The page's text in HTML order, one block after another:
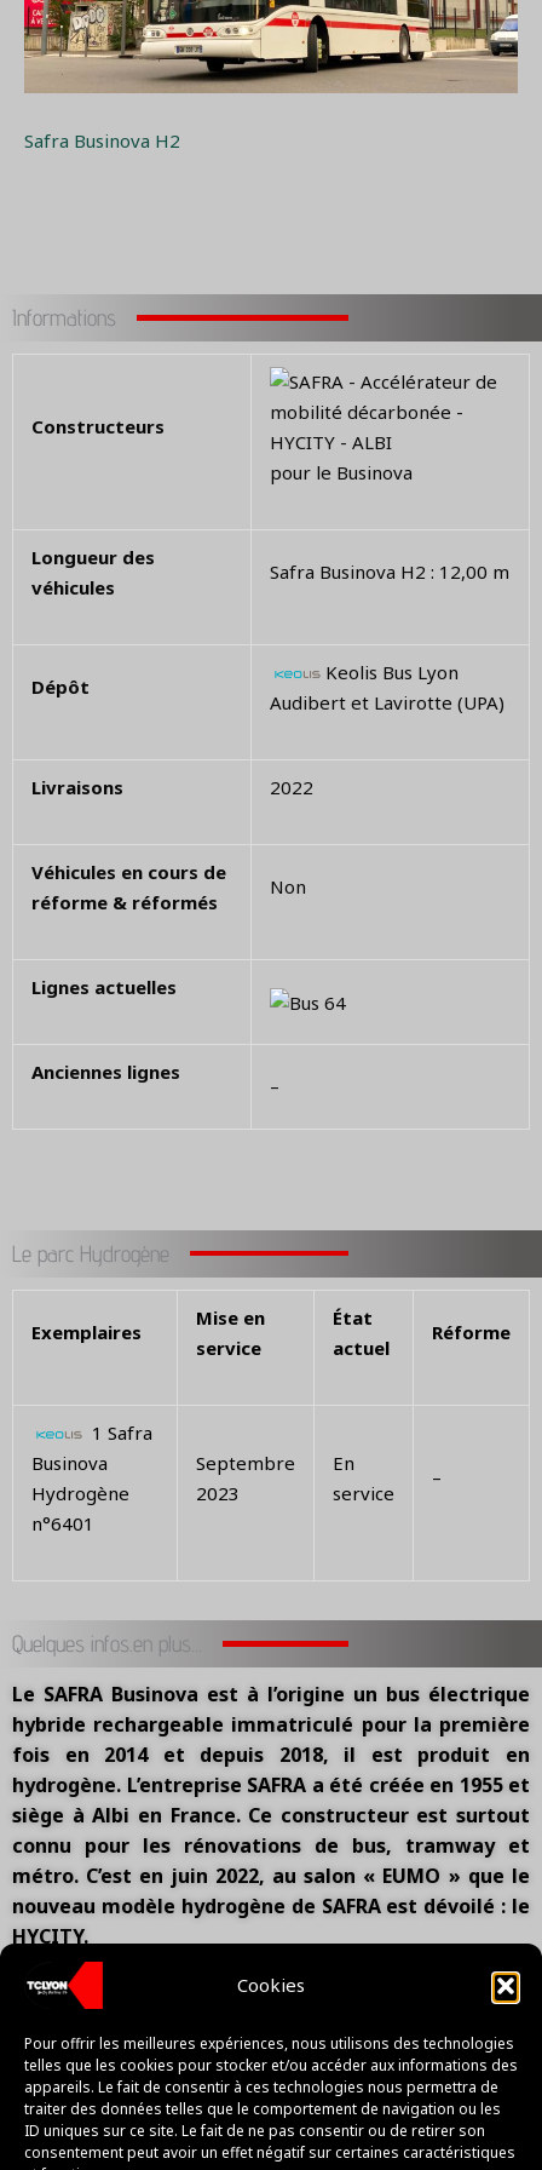
Cookies
Pour offrir les meilleures expériences, nous utilisons des technologies
telles que les cookies pour stocker et/ou accéder aux informations des
appareils. Le fait de consentir à ces technologies nous permettra de
traiter des données telles que le comportement de navigation ou les
ID uniques sur ce site. Le fait de ne pas consentir ou de retirer son
consentement peut avoir un effet négatif sur certaines caractéristiques
Safra Businova H2
Informations
Constructeurs
pour le Businova
Longueur des
véhicules
Safra Businova H2 : 12,00 m
Dépôt
Keolis Bus Lyon
Audibert et Lavirotte (UPA)
Livraisons 2022
Véhicules en cours de
réforme & réformés
Non
Lignes actuelles
Anciennes lignes
–
Le parc Hydrogène
Exemplaires
Mise en
service
État
actuel
Réforme
1 Safra
Businova
Hydrogène
n°6401
Septembre
2023
En
service
–
Quelques infos.en plus...
Le SAFRA Businova est à l’origine un bus électrique
hybride rechargeable immatriculé pour la première
fois en 2014 et depuis 2018, il est produit en
hydrogène. L’entreprise SAFRA a été créée en 1955 et
siège à Albi en France. Ce constructeur est surtout
connu pour les rénovations de bus, tramway et
métro. C’est en juin 2022, au salon « EUMO » que le
nouveau modèle hydrogène de SAFRA est dévoilé : le
HYCITY.
Sur le réseau TCL, il s’agit d’un Businova H2 qui est
6401.
L’exploitation commerciale du Safra Businova
n°6401 a commencée le lundi 04 septembre 2023 sur